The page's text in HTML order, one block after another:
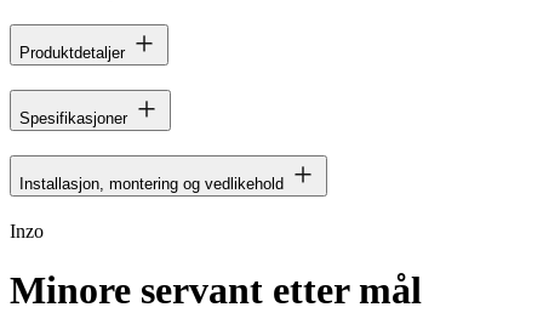
Produktdetaljer
Spesifikasjoner
Installasjon, montering og vedlikehold
Inzo
Minore servant etter mål